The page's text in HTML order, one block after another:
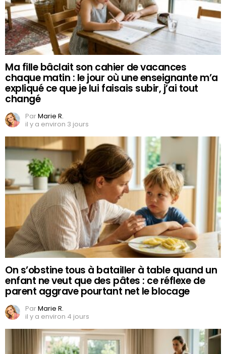
Ma fille bâclait son cahier de vacances
chaque matin : le jour où une enseignante m’a
expliqué ce que je lui faisais subir, j’ai tout
changé
ParMarie R.
il y a environ 3 jours
On s’obstine tous à batailler à table quand un
enfant ne veut que des pâtes : ce réflexe de
parent aggrave pourtant net le blocage
ParMarie R.
il y a environ 4 jours